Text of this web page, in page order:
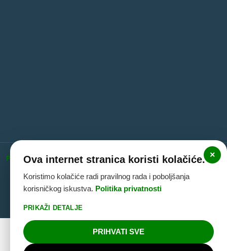
Politika privatnosti | Politika kolačića |
Pravne informacije
×
Ova internet stranica koristi kolačiće.
Koristimo kolačiće radi pravilnog rada i poboljšanja
korisničkog iskustva. Politika privatnosti
PRIKAŽI DETALJE
PRIHVATI SVE